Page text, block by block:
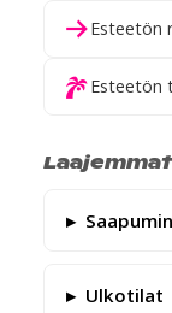
Esteetön
Esteetön
Ulkotilat